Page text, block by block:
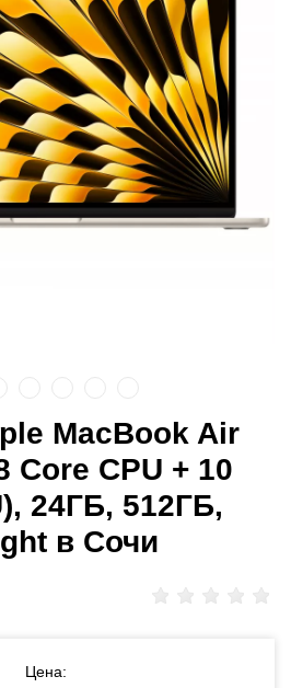
MacBook Air
Core CPU + 10
24ГБ, 512ГБ,
в Сочи
Цена: